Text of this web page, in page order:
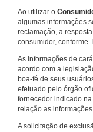
Ao utilizar o
algumas informações
reclamação, a
consumidor, conforme
As informações de
acordo com a
boa-fé de seus
efetuado pelo órgão
fornecedor indicado
relação as
A solicitação de